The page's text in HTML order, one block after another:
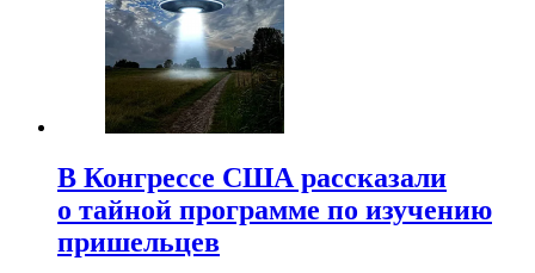
В Конгрессе США рассказали
о тайной программе по изучению
пришельцев